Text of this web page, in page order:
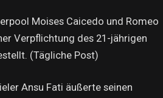
Moises Caicedo und Romeo
Verpflichtung des 21-jährigen
(Tägliche Post)
Ansu Fati äußerte seinen